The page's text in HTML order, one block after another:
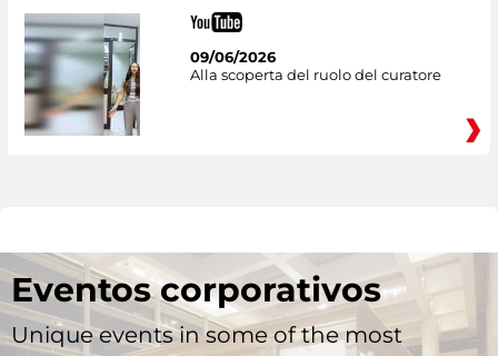
09/06/2026
Alla scoperta del ruolo del curatore
Eventos corporativos
Unique events in some of the most